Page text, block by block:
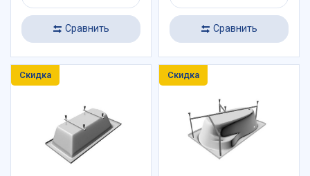
Сравнить Сравнить
Скидка Скидка